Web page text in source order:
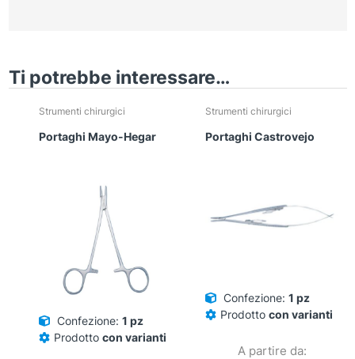
Ti potrebbe interessare…
Strumenti chirurgici
Portaghi Mayo-Hegar
Confezione: 1 pz
Prodotto con varianti
Strumenti chirurgici
Portaghi Castrovejo
Confezione: 1 pz
Prodotto con varianti
A partire da: